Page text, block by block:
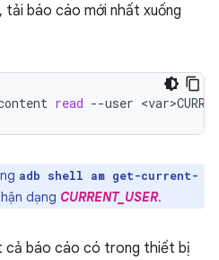
, tải báo cáo mới nhất xuống
read --user
adb shell am get-current-
dạng CURRENT_USER.
cả báo cáo có trong thiết bị